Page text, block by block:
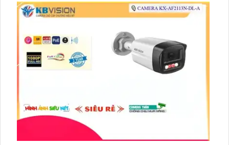
STARVIS CMOS cho hình ảnh sáng hơn ống kính
motorized để lấy nét chính xác